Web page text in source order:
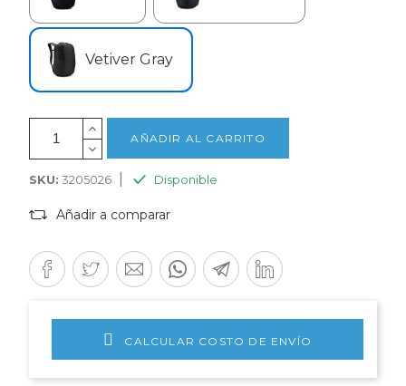
Vetiver Gray
AÑADIR AL CARRITO
SKU: 3205026 Disponible
Añadir a comparar
CALCULAR COSTO DE ENVÍO